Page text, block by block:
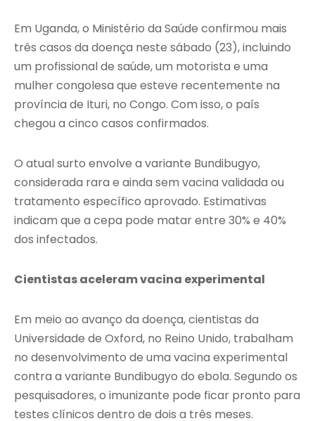
Em Uganda, o Ministério da Saúde confirmou mais
três casos da doença neste sábado (23), incluindo
um profissional de saúde, um motorista e uma
mulher congolesa que esteve recentemente na
província de Ituri, no Congo. Com isso, o país
chegou a cinco casos confirmados.
O atual surto envolve a variante Bundibugyo,
considerada rara e ainda sem vacina validada ou
tratamento específico aprovado. Estimativas
indicam que a cepa pode matar entre 30% e 40%
dos infectados.
Cientistas aceleram vacina experimental
Em meio ao avanço da doença, cientistas da
Universidade de Oxford, no Reino Unido, trabalham
no desenvolvimento de uma vacina experimental
contra a variante Bundibugyo do ebola. Segundo os
pesquisadores, o imunizante pode ficar pronto para
testes clínicos dentro de dois a três meses.